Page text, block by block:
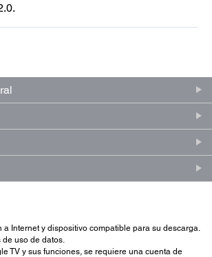
Internet y dispositivo compatible para su descarga.
uso de datos.
TV y sus funciones, se requiere una cuenta de